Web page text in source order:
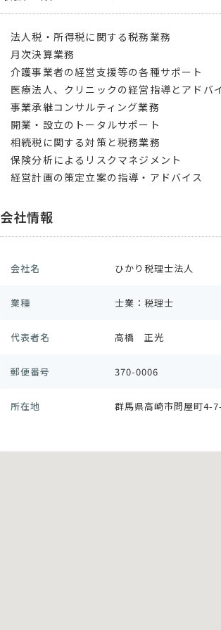
法人税・所得税に関する税務業務
月次決算業務
介護事業者の経営支援等の各種サポート
医療法人、クリニックの経営指導とアドバ
事業承継コンサルティング業務
開業・設立のトータルサポート
相続税に関する対策と税務業務
保険分析によるリスクマネジメント
経営計画の策定立案の指導・アドバイス
会社情報
会社名 ひかり税理士法人
業種 士業：税理士
代表者名 高橋 正光
郵便番号 370-0006
所在地 群馬県高崎市問屋町4-